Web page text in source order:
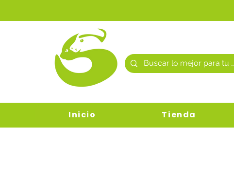
Inicio Tienda